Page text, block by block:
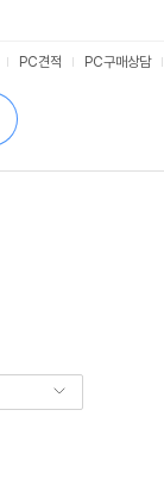
PC견적 PC구매상담